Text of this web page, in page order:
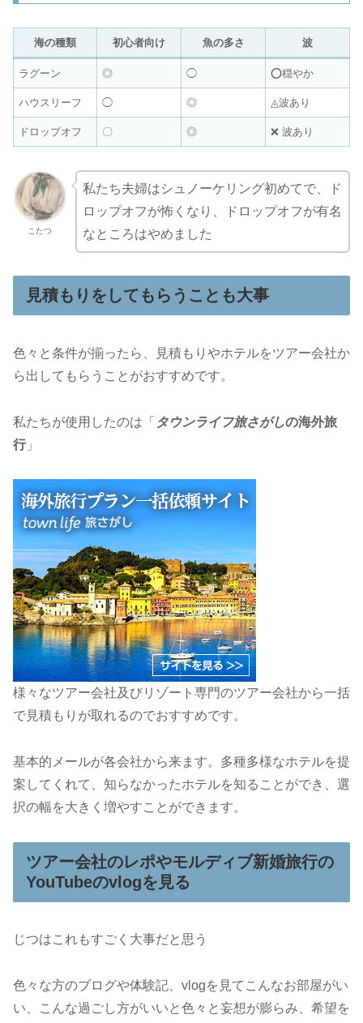
海の種類 初心者向け 魚の多さ 波
ラグーン ◎ ◯ ⭕️穏やか
ハウスリーフ ◯ ◎ ◬波あり
ドロップオフ 〇 ◎ ❌ 波あり
こたつ
私たち夫婦はシュノーケリング初めてで、ド
ロップオフが怖くなり、ドロップオフが有名
なところはやめました
見積もりをしてもらうことも大事
色々と条件が揃ったら、見積もりやホテルをツアー会社か
ら出してもらうことがおすすめです。
私たちが使用したのは「 タウンライフ旅さがしの海外旅
行」
様々なツアー会社及びリゾート専門のツアー会社から一括
で見積もりが取れるのでおすすめです。
基本的メールが各会社から来ます。多種多様なホテルを提
案してくれて、知らなかったホテルを知ることができ、選
択の幅を大きく増やすことができます。
ツアー会社のレポやモルディブ新婚旅行の
YouTubeのvlogを見る
じつはこれもすごく大事だと思う
色々な方のブログや体験記、vlogを見てこんなお部屋がい
い、こんな過ごし方がいいと色々と妄想が膨らみ、希望を